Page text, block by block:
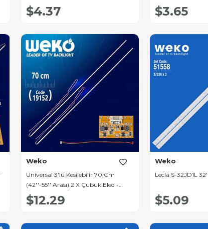
$4.37 $3.65
Weko
Universal 3'lü Kesilebilir 70 Cm
(42''-55'' Arası) 2 X Çubuk Eled -
Driver
$12.29
Weko
Lecla S-32JD1L
$5.09